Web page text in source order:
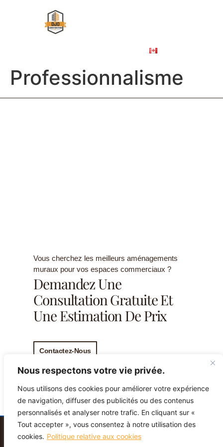
Nous respectons votre vie privée.
Nous utilisons des cookies pour améliorer votre expérience
de navigation, diffuser des publicités ou des contenus
personnalisés et analyser notre trafic. En cliquant sur «
Tout accepter », vous consentez à notre utilisation des
cookies. Politique relative aux cookies
Professionnalisme
Vous cherchez les meilleurs aménagements
muraux pour vos espaces commerciaux ?
Demandez Une
Consultation Gratuite Et
Une Estimation De Prix
Contactez-Nous